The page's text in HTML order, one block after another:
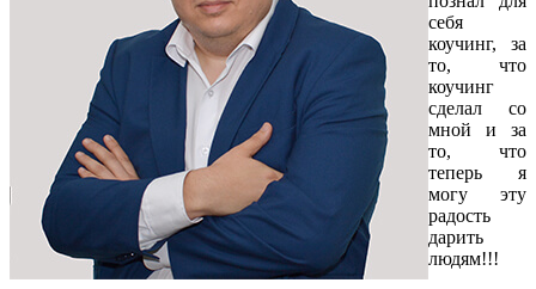
себя
коучинг, за
то, что
коучинг
сделал со
мной и за
то, что
теперь я
могу эту
радость
дарить
людям!!!